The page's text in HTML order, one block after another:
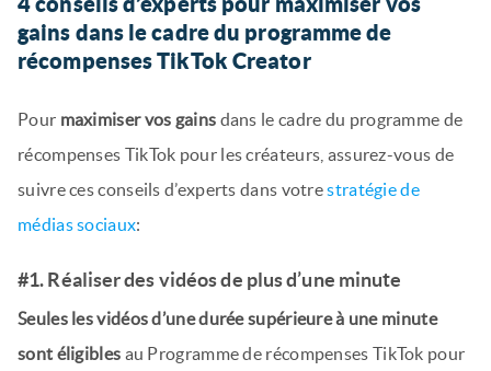
gains dans le cadre du programme de
récompenses TikTok Creator
Pour maximiser vos gains dans le cadre du programme de
récompenses TikTok pour les créateurs, assurez-vous de
suivre ces conseils d’experts dans votrestratégie de
médias sociaux:
#1. Réaliser des vidéos de plus d’une minute
Seules les vidéos d’une durée supérieure à une minute
sont éligibles au Programme de récompenses TikTok pour